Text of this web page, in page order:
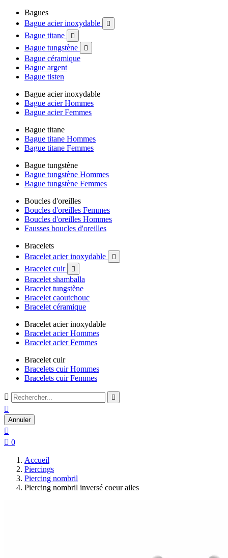
Bagues
Bague acier inoxydable

Bague titane 
Bague tungstène 
Bague céramique
Bague argent
Bague tisten
Bague acier inoxydable
Bague acier Hommes
Bague acier Femmes
Bague titane
Bague titane Hommes
Bague titane Femmes
Bague tungstène
Bague tungstène Hommes
Bague tungstène Femmes
Boucles d'oreilles
Boucles d'oreilles Femmes
Boucles d'oreilles Hommes
Fausses boucles d'oreilles
Bracelets
Bracelet acier inoxydable

Bracelet cuir 
Bracelet shamballa
Bracelet tungstène
Bracelet caoutchouc
Bracelet céramique
Bracelet acier inoxydable
Bracelet acier Hommes
Bracelet acier Femmes
Bracelet cuir
Bracelets cuir Hommes
Bracelets cuir Femmes
 

Annuler

 0
Accueil
Piercings
Piercing nombril
Piercing nombril inversé coeur ailes